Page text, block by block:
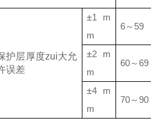
护层厚度zui大允
误差
±1 m
m
6～ 59
±2 m
m
60～69
±4 m
m
70～90